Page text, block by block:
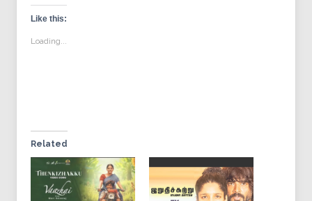
Facebook
(Opens
in
window)
Like this:
Loading...
Related